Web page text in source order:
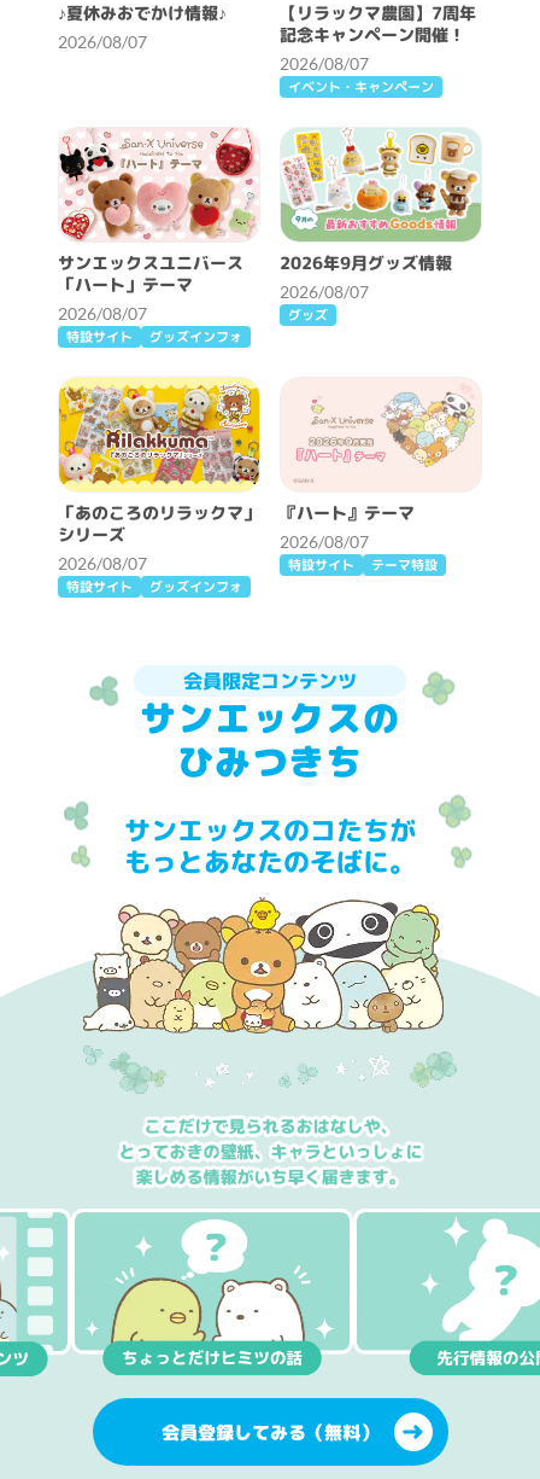
♪夏休みおでかけ情報♪
2026/08/07
【リラックマ農園】7周年
記念キャンペーン開催！
2026/08/07
イベント・キャンペーン
サンエックスユニバース
「ハート」テーマ
2026/08/07
特設サイト グッズインフォ
2026年9月グッズ情報
2026/08/07
グッズ
「あのころのリラックマ」
シリーズ
2026/08/07
特設サイト グッズインフォ
『ハート』テーマ
2026/08/07
特設サイト テーマ特設
会員限定コンテンツ
サンエックスの
ひみつきち
サンエックスのコたちが
もっとあなたのそばに。
会員登録してみる（無料）